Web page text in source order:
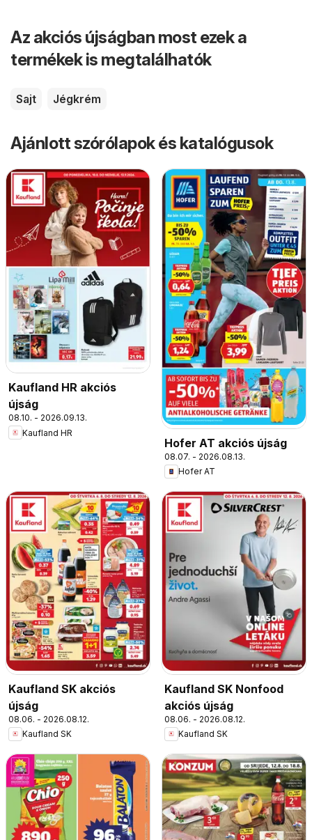
Az akciós újságban most ezek a
termékek is megtalálhatók
Sajt Jégkrém
Ajánlott szórólapok és katalógusok
Kaufland HR akciós
újság
08.10. - 2026.09.13.
Kaufland HR
Hofer AT akciós újság
08.07. - 2026.08.13.
Hofer AT
Kaufland SK akciós
újság
08.06. - 2026.08.12.
Kaufland SK
Kaufland SK Nonfood
akciós újság
08.06. - 2026.08.12.
Kaufland SK